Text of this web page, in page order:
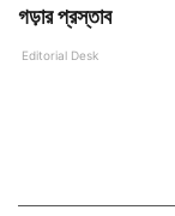
গড়ার প্রস্তাব
Editorial Desk